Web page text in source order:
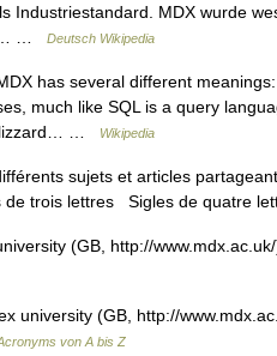
Industriestandard. MDX wurde
…
Deutsch Wikipedia
has several different
much like SQL is a query
…
Wikipedia
sujets et articles
de trois lettres Sigles de quatre
(GB, http://
university (GB, http://
von A bis Z